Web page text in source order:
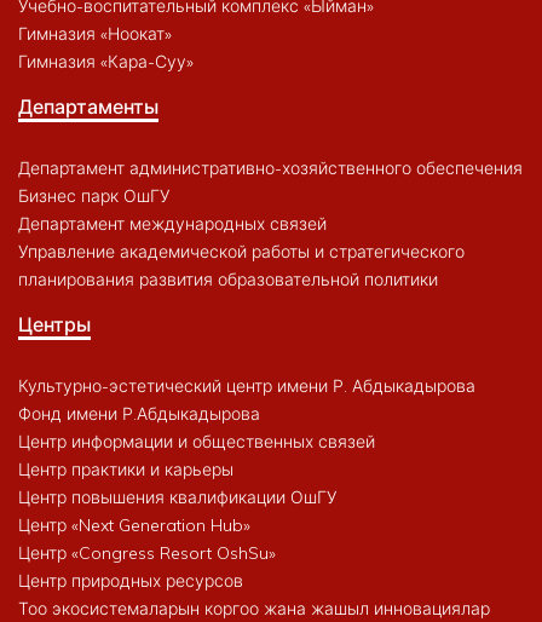
Учебно-воспитательный комплекс «Ыйман»
Гимназия «Ноокат»
Гимназия «Кара-Суу»
Департаменты
Департамент административно-хозяйственного обеспечения
Бизнес парк ОшГУ
Департамент международных связей
Управление академической работы и стратегического
планирования развития образовательной политики
Центры
Культурно-эстетический центр имени Р. Абдыкадырова
Фонд имени Р.Абдыкадырова
Центр информации и общественных связей
Центр практики и карьеры
Центр повышения квалификации ОшГУ
Центр «Next Generation Hub»
Центр «Congress Resort OshSu»
Центр природных ресурсов
Тоо экосистемаларын коргоо жана жашыл инновациялар